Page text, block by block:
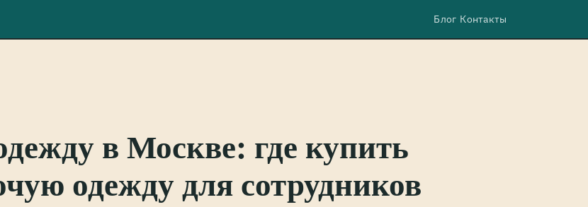
Блог Контакты
в Москве: где купить
одежду для сотрудников